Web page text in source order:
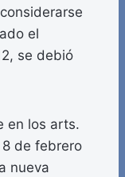
el
se debió
en los arts.
de febrero
nueva